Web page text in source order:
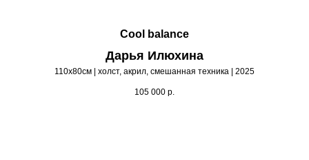
Cool balance
Дарья Илюхина
110х80см | холст, акрил, смешанная техника | 2025
105 000 р.